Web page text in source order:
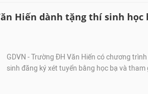
Hiến dành tặng thí sinh học
GDVN - Trường ĐH Văn Hiến có chương
sinh đăng ký xét tuyển bằng học bạ và tham